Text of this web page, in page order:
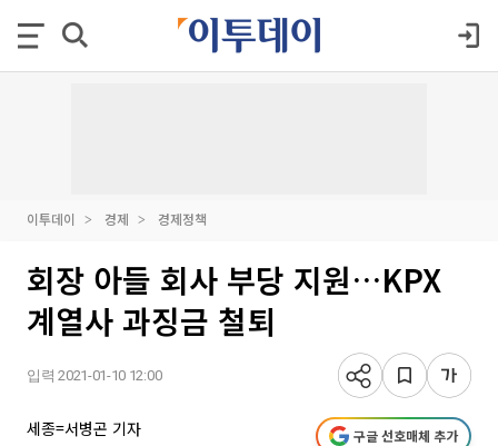
이투데이 경제 경제정책
회장 아들 회사 부당 지원…KPX
계열사 과징금 철퇴
입력 2021-01-10 12:00
세종=서병곤 기자 구글 선호매체 추가